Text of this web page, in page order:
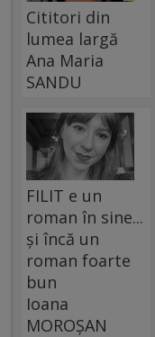
Cititori din
lumea largă
Ana Maria
SANDU
FILIT e un
roman în sine...
și încă un
roman foarte
bun
Ioana
MOROȘAN